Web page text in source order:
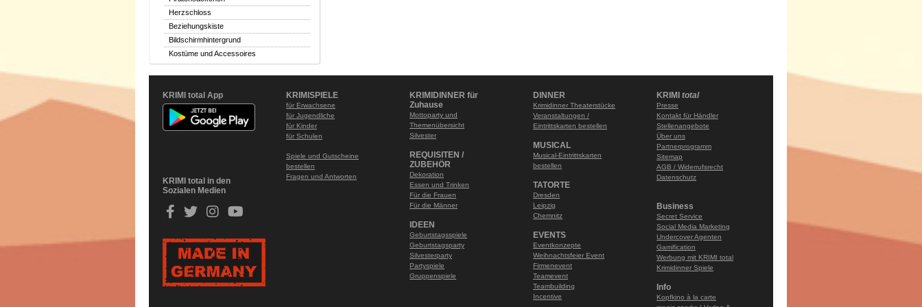
Herzschloss
Beziehungskiste
Bildschirmhintergrund
Kostüme und Accessoires
KRIMI total App
KRIMI total in den
Sozialen Medien
KRIMISPIELE
für Erwachsene
für Jugendliche
für Kinder
für Schulen
Spiele und Gutscheine
bestellen
Fragen und Antworten
KRIMIDINNER für
Zuhause
Mottoparty und
Themenübersicht
Silvester
REQUISITEN /
ZUBEHÖR
Dekoration
Essen und Trinken
Für die Frauen
Für die Männer
IDEEN
Geburtstagsspiele
Geburtstagsparty
Silvesterparty
Partyspiele
Gruppenspiele
DINNER
Krimidinner Theaterstücke
Veranstaltungen /
Eintrittskarten bestellen
MUSICAL
Musical-Eintrittskarten
bestellen
TATORTE
Dresden
Leipzig
Chemnitz
EVENTS
Eventkonzepte
Weihnachtsfeier Event
Firmenevent
Teamevent
Teambuilding
Incentive
KRIMI total
Presse
Kontakt für Händler
Stellenangebote
Über uns
Partnerprogramm
Sitemap
AGB / Widerrufsrecht
Datenschutz
Business
Secret Service
Social Media Marketing
Undercover Agenten
Gamification
Werbung mit KRIMI total
Krimidinner Spiele
Info
Kopfkino à la carte